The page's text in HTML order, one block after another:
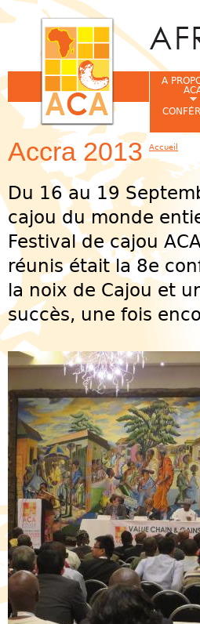
Accra 2013
Du 16 au 19
cajou du monde
Festival de cajou
réunis était la 8e
la noix de Cajou et
succès, une fois
A
Vous êtes
Accueil